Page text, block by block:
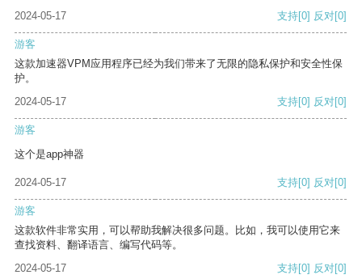
2024-05-17 支持[0] 反对[0]
游客
这款加速器VPM应用程序已经为我们带来了无限的隐私保护和安全性保
护。
2024-05-17
支持[0] 反对[0]
游客
这个是app神器
2024-05-17 支持[0] 反对[0]
游客
这款软件非常实用，可以帮助我解决很多问题。比如，我可以使用它来
查找资料、翻译语言、编写代码等。
2024-05-17
支持[0] 反对[0]